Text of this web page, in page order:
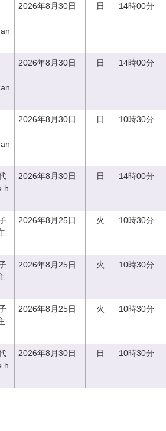
2026年8月30日 日 14時00分
2026年8月30日 日 14時00分
2026年8月30日 日 10時30分
h
2026年8月30日 日 14時00分
2026年8月25日 火 10時30分
2026年8月25日 火 10時30分
2026年8月25日 火 10時30分
h
2026年8月30日 日 10時30分